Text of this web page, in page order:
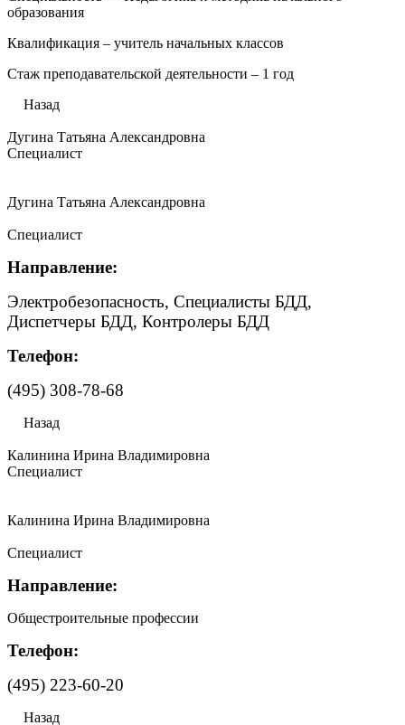
образования
Квалификация – учитель начальных классов
Стаж преподавательской деятельности – 1 год
Назад
Дугина Татьяна Александровна
Специалист
Дугина Татьяна Александровна
Специалист
Направление:
Электробезопасность, Специалисты БДД,
Диспетчеры БДД, Контролеры БДД
Телефон:
(495) 308-78-68
Назад
Калинина Ирина Владимировна
Специалист
Калинина Ирина Владимировна
Специалист
Направление:
Общестроительные профессии
Телефон:
(495) 223-60-20
Назад